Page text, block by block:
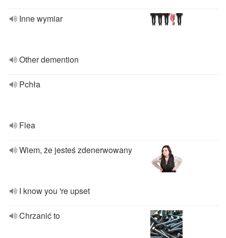
Inne wymiar
Other demention
Pchła
Flea
Wiem, że jesteś zdenerwowany
I know you 're upset
Chrzanić to